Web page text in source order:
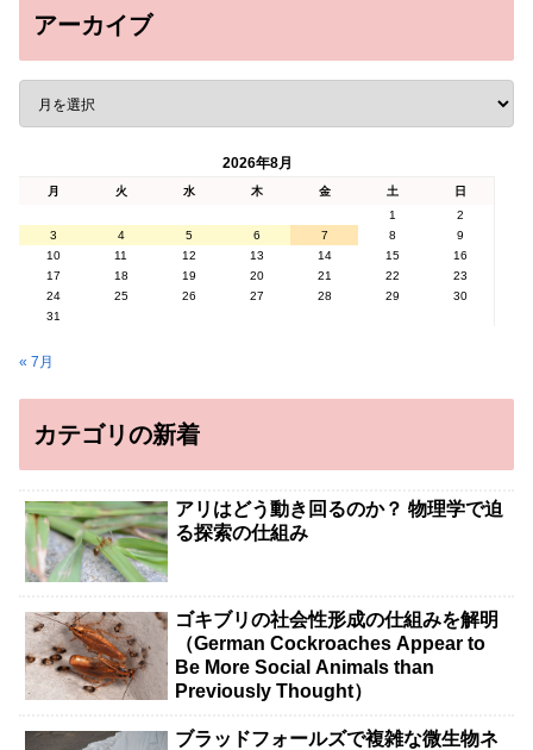
アーカイブ
2026年8月
月 火 水 木 金 土
日
1
2
3
4 5 6 7 8
9
10
11 12 13 14 15
16
17
18 19 20 21 22
23
24
25 26 27 28 29
30
31
« 7月
カテゴリの新着
アリはどう動き回るのか？ 物理学で迫
る探索の仕組み
ゴキブリの社会性形成の仕組みを解明
（German Cockroaches Appear to
Be More Social Animals than
Previously Thought）
ブラッドフォールズで複雑な微生物ネ